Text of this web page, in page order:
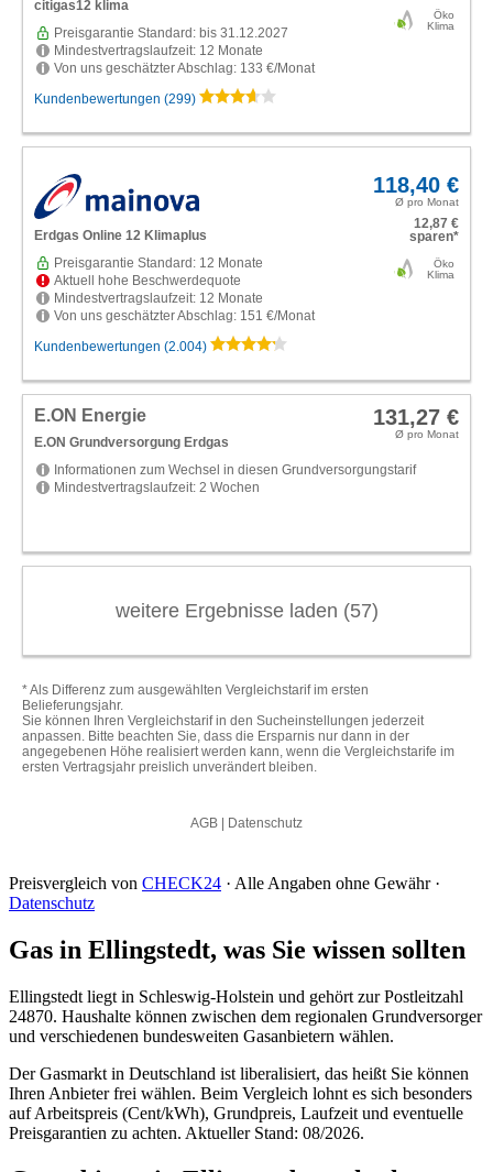
Preisvergleich von CHECK24 · Alle Angaben ohne Gewähr ·
Datenschutz
Gas in Ellingstedt, was Sie wissen sollten
Ellingstedt liegt in Schleswig-Holstein und gehört zur Postleitzahl
24870. Haushalte können zwischen dem regionalen Grundversorger
und verschiedenen bundesweiten Gasanbietern wählen.
Der Gasmarkt in Deutschland ist liberalisiert, das heißt Sie können
Ihren Anbieter frei wählen. Beim Vergleich lohnt es sich besonders
auf Arbeitspreis (Cent/kWh), Grundpreis, Laufzeit und eventuelle
Preisgarantien zu achten. Aktueller Stand: 08/2026.